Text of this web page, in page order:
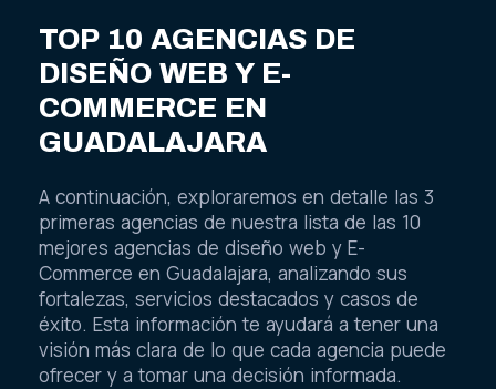
TOP 10 AGENCIAS DE
DISEÑO WEB Y E-
COMMERCE EN
GUADALAJARA
A continuación, exploraremos en detalle las 3
primeras agencias de nuestra lista de las 10
mejores agencias de diseño web y E-
Commerce en Guadalajara, analizando sus
fortalezas, servicios destacados y casos de
éxito. Esta información te ayudará a tener una
visión más clara de lo que cada agencia puede
ofrecer y a tomar una decisión informada.